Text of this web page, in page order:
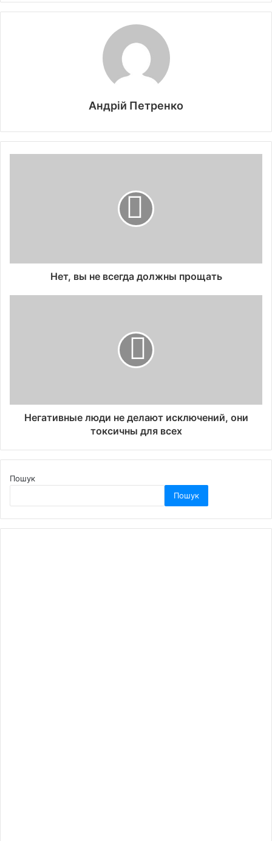
Андрій Петренко
Нет, вы не всегда должны прощать
Негативные люди не делают исключений, они
токсичны для всех
Пошук
Пошук